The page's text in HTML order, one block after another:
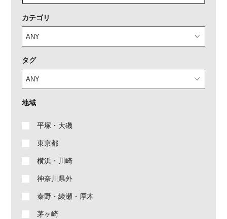
カテゴリ
タグ
地域
平塚・大磯
東京都
横浜・川崎
神奈川県外
秦野・綾瀬・厚木
茅ヶ崎